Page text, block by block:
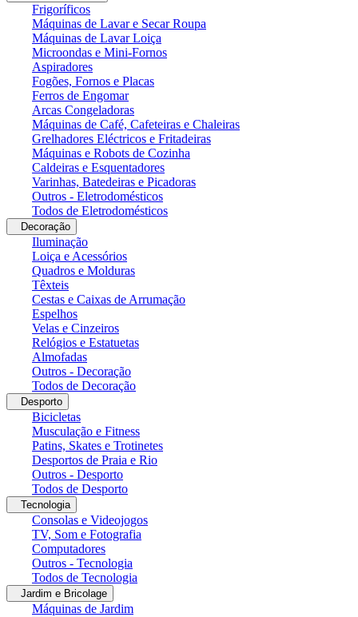
Frigoríficos
Máquinas de Lavar e Secar Roupa
Máquinas de Lavar Loiça
Microondas e Mini-Fornos
Aspiradores
Fogões, Fornos e Placas
Ferros de Engomar
Arcas Congeladoras
Máquinas de Café, Cafeteiras e Chaleiras
Grelhadores Eléctricos e Fritadeiras
Máquinas e Robots de Cozinha
Caldeiras e Esquentadores
Varinhas, Batedeiras e Picadoras
Outros - Eletrodomésticos
Todos de Eletrodomésticos
Decoração
Iluminação
Loiça e Acessórios
Quadros e Molduras
Têxteis
Cestas e Caixas de Arrumação
Espelhos
Velas e Cinzeiros
Relógios e Estatuetas
Almofadas
Outros - Decoração
Todos de Decoração
Desporto
Bicicletas
Musculação e Fitness
Patins, Skates e Trotinetes
Desportos de Praia e Rio
Outros - Desporto
Todos de Desporto
Tecnologia
Consolas e Videojogos
TV, Som e Fotografia
Computadores
Outros - Tecnologia
Todos de Tecnologia
Jardim e Bricolage
Máquinas de Jardim